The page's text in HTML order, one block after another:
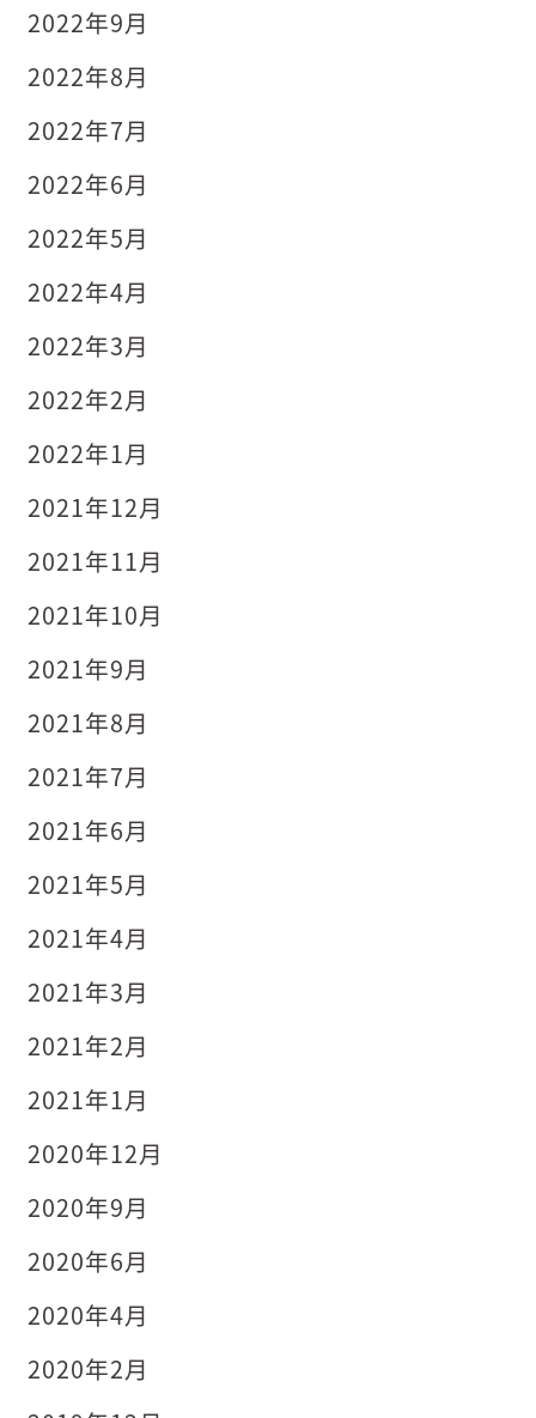
2022年9月
2022年8月
2022年7月
2022年6月
2022年5月
2022年4月
2022年3月
2022年2月
2022年1月
2021年12月
2021年11月
2021年10月
2021年9月
2021年8月
2021年7月
2021年6月
2021年5月
2021年4月
2021年3月
2021年2月
2021年1月
2020年12月
2020年9月
2020年6月
2020年4月
2020年2月